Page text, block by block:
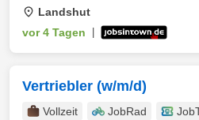
Landshut
vor 4 Tagen
Vertriebler (w/m/d)
Vollzeit JobRad